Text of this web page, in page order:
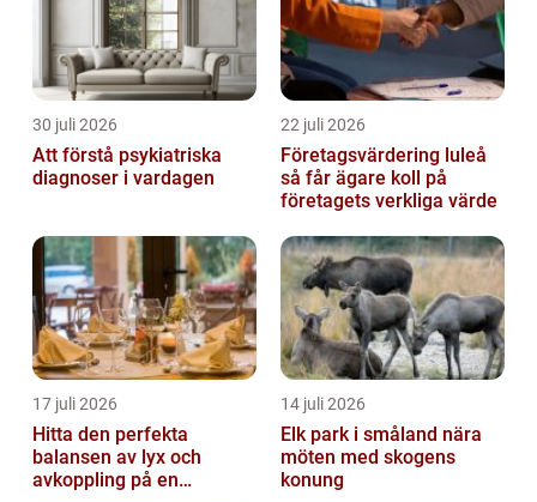
30 juli 2026
Att förstå psykiatriska
diagnoser i vardagen
22 juli 2026
Företagsvärdering luleå
så får ägare koll på
företagets verkliga värde
17 juli 2026
Hitta den perfekta
balansen av lyx och
avkoppling på en
14 juli 2026
Elk park i småland nära
möten med skogens
konung